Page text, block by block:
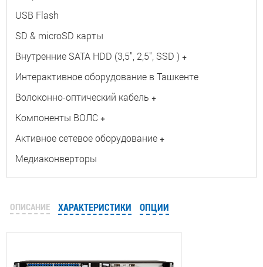
USB Flash
SD & microSD карты
Внутренние SATA HDD (3,5", 2,5", SSD ) +
Интерактивное оборудование в Ташкенте
Волоконно-оптический кабель +
Компоненты ВОЛС +
Активное сетевое оборудование +
Медиаконверторы
ОПИСАНИЕ ХАРАКТЕРИСТИКИ ОПЦИИ